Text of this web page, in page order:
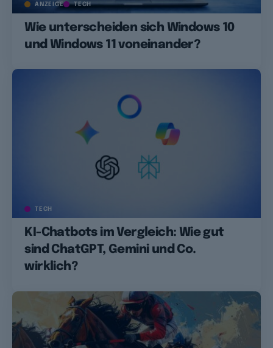
ANZEIGE TECH
Wie unterscheiden sich Windows 10
und Windows 11 voneinander?
TECH
KI-Chatbots im Vergleich: Wie gut
sind ChatGPT, Gemini und Co.
wirklich?